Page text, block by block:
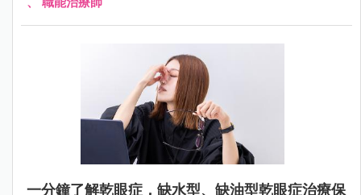
一分鐘了解乾眼症，​​​​​​​缺水型、缺油型乾眼症治療保